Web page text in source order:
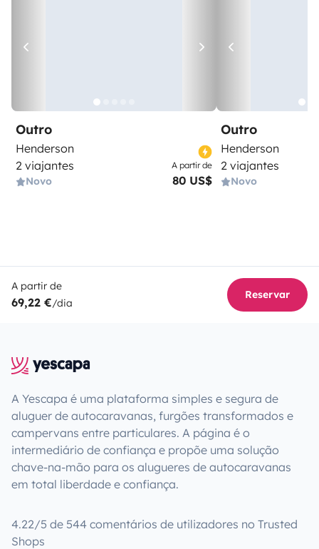
Outro
Henderson
2 viajantes
Novo
A partir de
80 US$
Outro
Henderson
2 viajantes
Novo
A partir de
69,22 €/dia
Reservar
A Yescapa é uma plataforma simples e segura de
aluguer de autocaravanas, furgões transformados e
campervans entre particulares. A página é o
intermediário de confiança e propõe uma solução
chave-na-mão para os alugueres de autocaravanas
em total liberdade e confiança.
4.22/5 de 544 comentários de utilizadores no Trusted
Shops